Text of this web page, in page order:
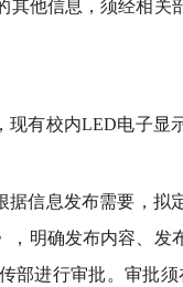
其他信息，须经相关
有校内LED电子显
信息发布需要，拟
，明确发布内容、发
部进行审批。审批须